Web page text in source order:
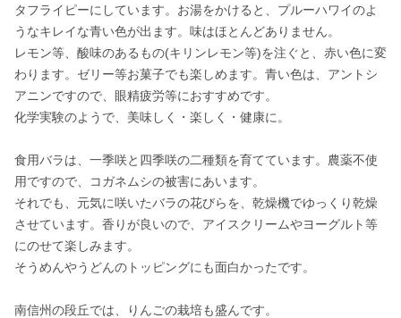
タフライピーにしています。お湯をかけると、プルーハワイのよ
うなキレイな青い色が出ます。味はほとんどありません。
レモン等、酸味のあるもの(キリンレモン等)を注ぐと、赤い色に変
わります。ゼリー等お菓子でも楽しめます。青い色は、アントシ
アニンですので、眼精疲労等におすすめです。
化学実験のようで、美味しく・楽しく・健康に。
食用バラは、一季咲と四季咲の二種類を育てています。農薬不使
用ですので、コガネムシの被害にあいます。
それでも、元気に咲いたバラの花びらを、乾燥機でゆっくり乾燥
させています。香りが良いので、アイスクリームやヨーグルト等
にのせて楽しみます。
そうめんやうどんのトッピングにも面白かったです。
南信州の段丘では、りんごの栽培も盛んです。